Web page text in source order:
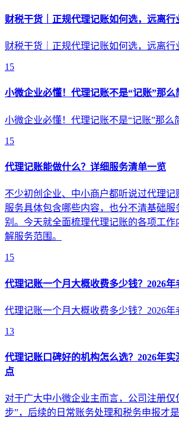
财税干货｜正规代理记账如何选，远离行
财税干货｜正规代理记账如何选，远离行
15
小微企业必懂！代理记账不是“记账”那么
小微企业必懂！代理记账不是“记账”那么
15
代理记账能做什么？详细服务清单一览
不少初创企业、中小商户都听说过代理记
服务具体包含哪些内容，也分不清基础服
别。今天就全面梳理代理记账的各项工作
解服务范围。
15
代理记账一个月大概收费多少钱？2026
代理记账一个月大概收费多少钱？2026
13
代理记账口碑好的机构怎么选？2026年
点
对于广大中小微企业主而言，公司注册仅
步”，后续的日常账务处理和税务申报才